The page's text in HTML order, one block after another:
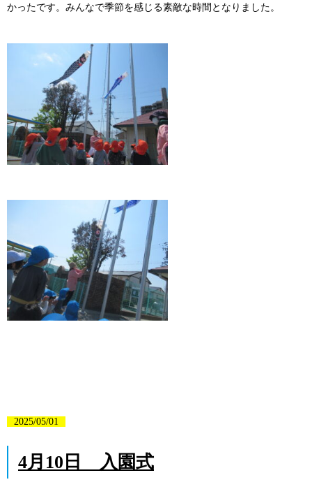
かったです。みんなで季節を感じる素敵な時間となりました。
2025/05/01
4月10日 入園式